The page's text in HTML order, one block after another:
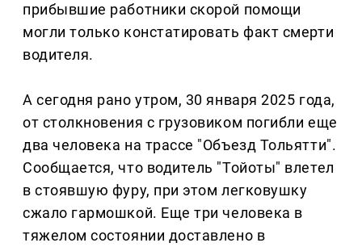
прибывшие работники скорой помощи
могли только констатировать факт смерти
водителя.
А сегодня рано утром, 30 января 2025 года,
от столкновения с грузовиком погибли еще
два человека на трассе "Объезд Тольятти".
Сообщается, что водитель "Тойоты" влетел
в стоявшую фуру, при этом легковушку
сжало гармошкой. Еще три человека в
тяжелом состоянии доставлено в